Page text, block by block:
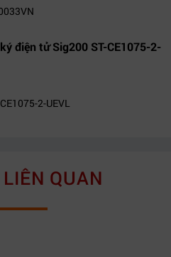
điện tử Sig200 ST-CE1075-2-
2-UEVL
QUAN